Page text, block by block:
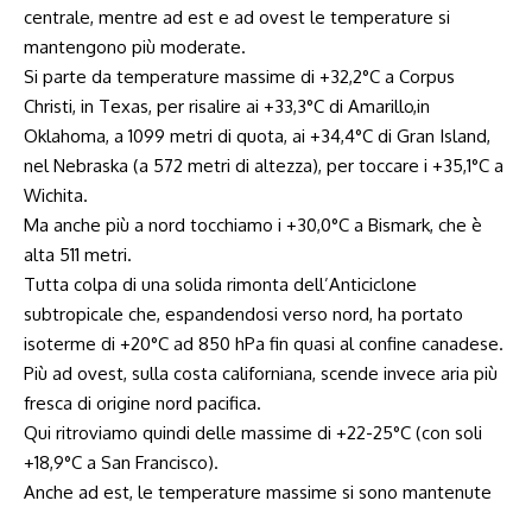
centrale, mentre ad est e ad ovest le temperature si
mantengono più moderate.
Si parte da temperature massime di +32,2°C a Corpus
Christi, in Texas, per risalire ai +33,3°C di Amarillo,in
Oklahoma, a 1099 metri di quota, ai +34,4°C di Gran Island,
nel Nebraska (a 572 metri di altezza), per toccare i +35,1°C a
Wichita.
Ma anche più a nord tocchiamo i +30,0°C a Bismark, che è
alta 511 metri.
Tutta colpa di una solida rimonta dell’Anticiclone
subtropicale che, espandendosi verso nord, ha portato
isoterme di +20°C ad 850 hPa fin quasi al confine canadese.
Più ad ovest, sulla costa californiana, scende invece aria più
fresca di origine nord pacifica.
Qui ritroviamo quindi delle massime di +22-25°C (con soli
+18,9°C a San Francisco).
Anche ad est, le temperature massime si sono mantenute